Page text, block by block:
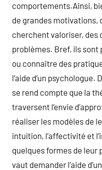
comportements.Ainsi,
de grandes motivations,
cherchent valoriser,
problèmes. Bref, ils sont
ou connaître des
l’aide d’un psychologue.
se rend compte que la
traversent l’envie
réaliser les modèles de
intuition, l’affectivité et
quelques formes de leur
vaut demander l’aide